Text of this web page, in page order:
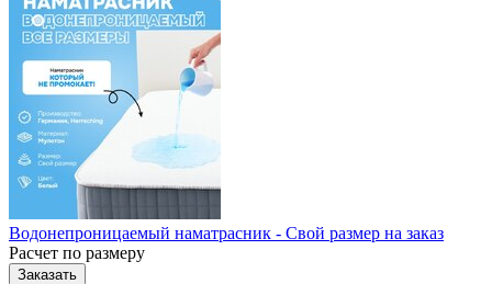
Водонепроницаемый наматрасник - Свой размер на заказ
Расчет по размеру
Заказать